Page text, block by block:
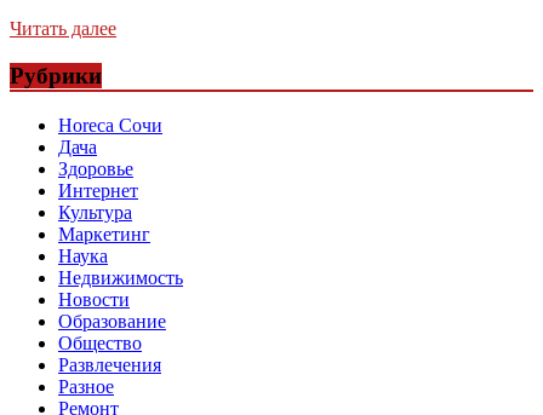
Читать далее
Рубрики
Horeca Сочи
Дача
Здоровье
Интернет
Культура
Маркетинг
Наука
Недвижимость
Новости
Образование
Общество
Развлечения
Разное
Ремонт